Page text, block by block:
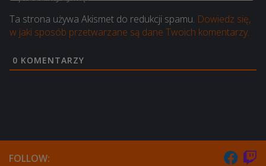
Ta strona używa Akismet do redukcji spamu. Dowiedz się,
w jaki sposób przetwarzane są dane Twoich komentarzy.
0 KOMENTARZY
FOLLOW: